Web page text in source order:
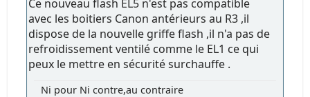
Ce nouveau flash EL5 n'est pas compatible
avec les boitiers Canon antérieurs au R3 ,il
dispose de la nouvelle griffe flash ,il n'a pas de
refroidissement ventilé comme le EL1 ce qui
peux le mettre en sécurité surchauffe .
Ni pour Ni contre,au contraire